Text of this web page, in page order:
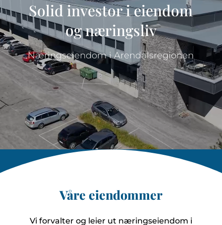
Solid investor i eiendom
og næringsliv
Næringseiendom i Arendalsregionen
Våre eiendommer
Vi forvalter og leier ut næringseiendom i